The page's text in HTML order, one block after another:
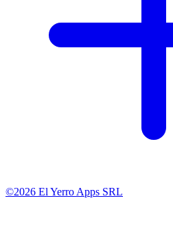
©2026 El Yerro Apps SRL